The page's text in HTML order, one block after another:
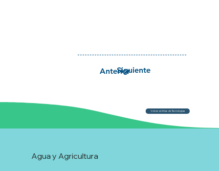
Siguiente
Anterior
Volver al Atlas de Tecnologías
Agua y Agricultura